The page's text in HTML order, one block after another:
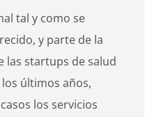
tal y como se
y parte de la
las startups de salud
últimos años,
los servicios